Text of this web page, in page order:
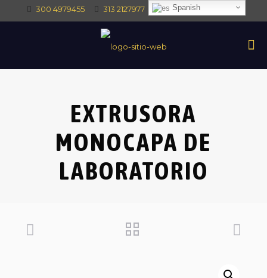
300 4979455 313 2127977 intec@intectrade.co
EXTRUSORA
MONOCAPA DE
LABORATORIO
Spanish